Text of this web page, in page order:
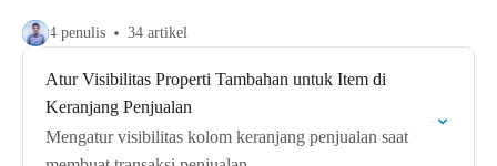
4 penulis 34 artikel
Atur Visibilitas Properti Tambahan untuk Item di
Keranjang Penjualan
Mengatur visibilitas kolom keranjang penjualan saat